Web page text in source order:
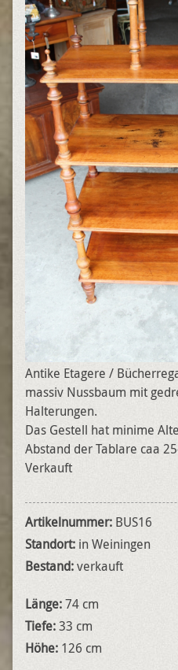
Antike Etagere /
massiv Nussbaum mit
Halterungen.
Das Gestell hat minime
Abstand der Tablare caa
Verkauft
Artikelnummer: BUS16
Standort: in Weiningen
Bestand:verkauft
Länge:74 cm
Tiefe:33 cm
Höhe: 126 cm